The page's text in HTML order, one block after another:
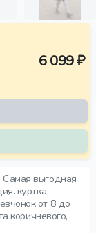
выгодная
куртка
от 8 до
коричневого,
6 099 ₽